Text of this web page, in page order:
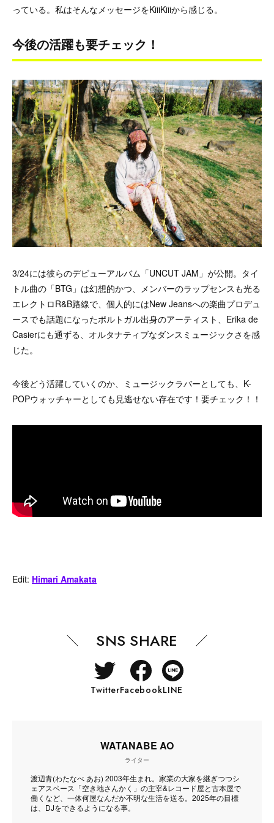
っている。私はそんなメッセージをKiiiKiiiから感じる。
今後の活躍も要チェック！
3/24には彼らのデビューアルバム「UNCUT JAM」が公開。タイ
トル曲の「BTG」は幻想的かつ、メンバーのラップセンスも光る
エレクトロR&B路線で、個人的にはNew Jeansへの楽曲プロデュ
ースでも話題になったポルトガル出身のアーティスト、Erika de
Casierにも通ずる、オルタナティブなダンスミュージックさを感
じた。
今後どう活躍していくのか、ミュージックラバーとしても、K-
POPウォッチャーとしても見逃せない存在です！要チェック！！
Edit: Himari Amakata
SNS SHARE
TwitterFacebookLINE
WATANABE AO
ライター
渡辺青(わたなべ あお) 2003年生まれ。家業の大家を継ぎつつシ
ェアスペース「空き地さんかく」の主宰&レコード屋と古本屋で
働くなど、一体何屋なんだか不明な生活を送る。2025年の目標
は、DJをできるようになる事。